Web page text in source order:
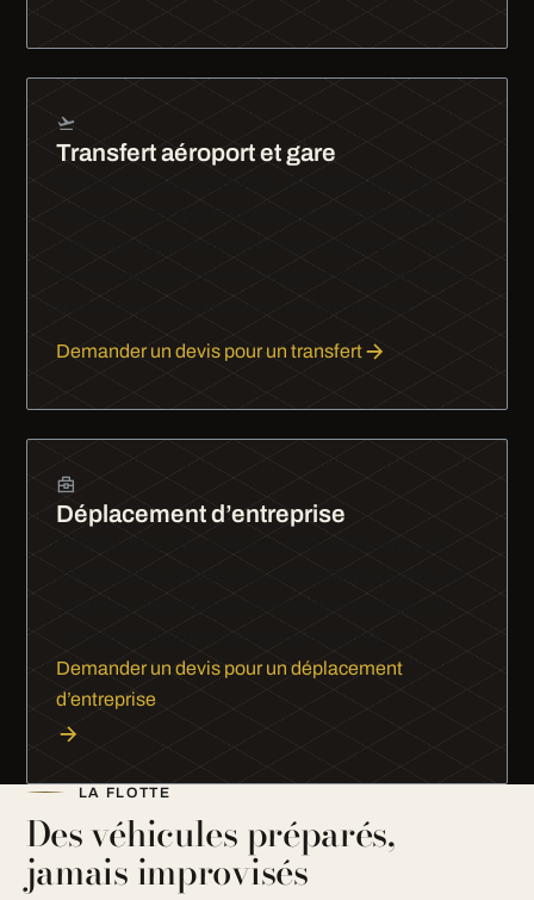
Transfert aéroport et gare
Roissy-Charles-de-Gaulle, Orly, Beauvais, Le
Bourget, ainsi que les grandes gares parisiennes.
Demander un devis pour un transfert
Déplacement d’entreprise
interlocuteur unique pour organiser la journée, un
Demander un devis pour un déplacement
d’entreprise
LA FLOTTE
Des véhicules préparés,
jamais improvisés